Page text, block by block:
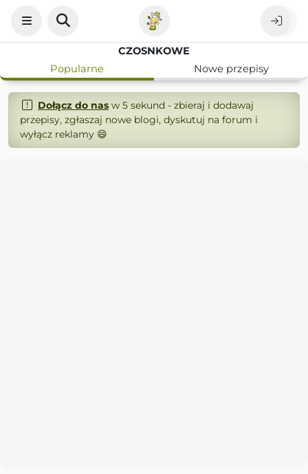
CZOSNKOWE
Popularne
Nowe przepisy
Dołącz do nasw 5 sekund - zbieraj i dodawaj
przepisy, zgłaszaj nowe blogi, dyskutuj na forum i
wyłącz reklamy 😄